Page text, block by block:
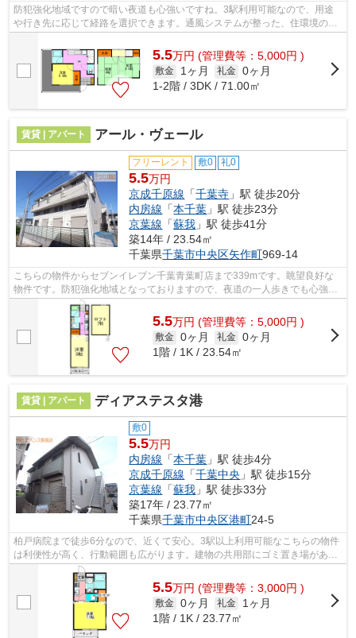
防犯強化地域ですので暗い夜道も心強いですね。3駅利用可能なので、用途
や行き先に応じて経路を選択できます。通風システムが整った、住環境の良
い安心の物件です。「ソルティシュハウ...
5.5万円 (管理費等：5,000円 )
敷金 1ヶ月 礼金 0ヶ月
1-2階 / 3DK / 71.00㎡
賃貸 | アパート アール・ヴェール
フリーレント 敷0 礼0
5.5万円
京成千原線 「千葉寺 」駅 徒歩20分
内房線 「本千葉 」駅 徒歩23分
京葉線 「蘇我 」駅 徒歩41分
築14年 / 23.54㎡
千葉県千葉市中央区矢作町969-14
こちらの物件からセブンイレブン千葉青葉町店まで339mです。眺望良好な
物件です。防犯強化地域となっておりますので、夜道の一人歩きでも心強い
ですね。当社イチオシの物件の「アール...
5.5万円 (管理費等：5,000円 )
敷金 0ヶ月 礼金 0ヶ月
1階 / 1K / 23.54㎡
賃貸 | アパート ディアステスタ港
敷0
5.5万円
内房線 「本千葉 」駅 徒歩4分
京成千原線 「千葉中央 」駅 徒歩15分
京葉線 「蘇我 」駅 徒歩33分
築17年 / 23.77㎡
千葉県千葉市中央区港町24-5
柏戸病院まで徒歩6分なので、近くて安心。3駅以上利用可能なこちらの物件
は利便性が高く、行動範囲も広がります。建物の共用部にゴミ置き場がある
ので、外部の人にゴミを見られるなど...
5.5万円 (管理費等：3,000円 )
敷金 0ヶ月 礼金
1ヶ月
1階 / 1K / 23.77㎡